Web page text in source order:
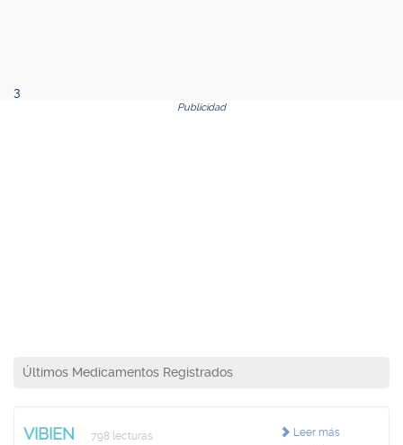
3
Publicidad
Últimos Medicamentos Registrados
Leer más
VIBIEN 798 lecturas